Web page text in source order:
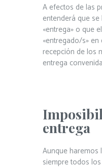
A efectos de las
entenderá que
«entrega» o que
«entregado/s»
recepción de los
entrega
entrega
Aunque
siempre todos